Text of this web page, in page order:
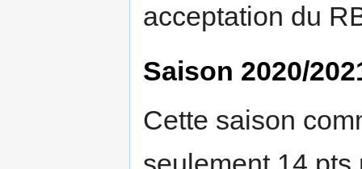
acceptation du
Saison 2020/
Cette saison